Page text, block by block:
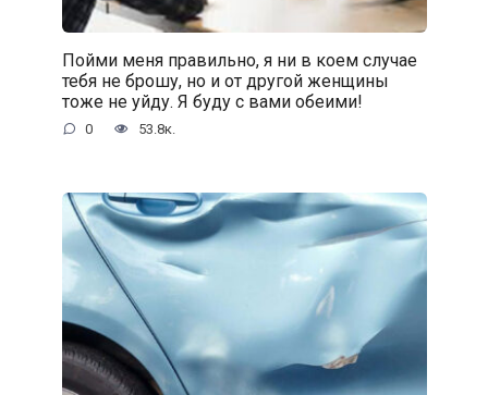
Пойми меня правильно, я ни в коем случае
тебя не брошу, но и от другой женщины
тоже не уйду. Я буду с вами обеими!
0 53.8к.